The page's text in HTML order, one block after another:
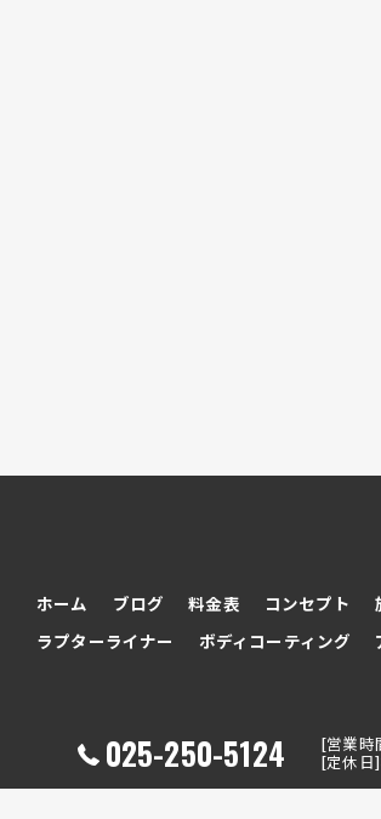
025-250-5124 [営業時
[定休日
ホーム ブログ 料金表 コンセプト
ラプターライナー
ボディコーティング